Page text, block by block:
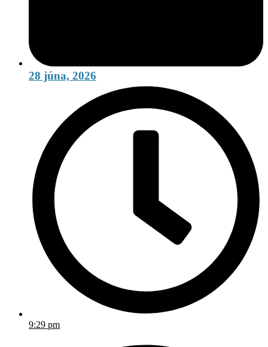
28 júna, 2026
9:29 pm